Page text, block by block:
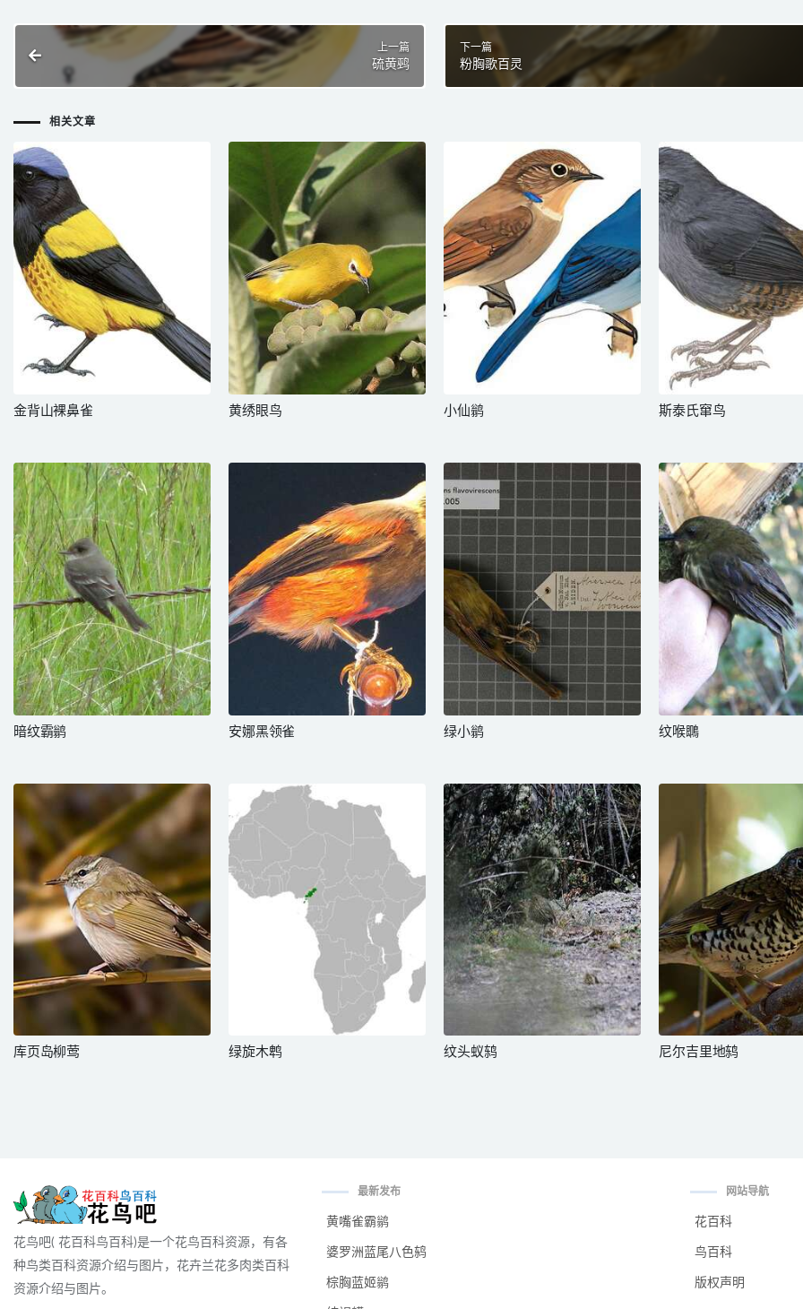
上一篇
硫黄鹀
下一篇
粉胸歌百灵
相关文章
金背山裸鼻雀 黄绣眼鸟 小仙鹟 斯泰氏窜鸟
暗纹霸鹟 安娜黑领雀 绿小鹟 纹喉䳭
库页岛柳莺 绿旋木鹎 纹头蚁鸫 尼尔吉里地鸫
花鸟吧( 花百科鸟百科)是一个花鸟百科资源，有各
种鸟类百科资源介绍与图片，花卉兰花多肉类百科
资源介绍与图片。
最新发布
黄嘴雀霸鹟
婆罗洲蓝尾八色鸫
棕胸蓝姬鹟
网站导航
花百科
鸟百科
版权声明